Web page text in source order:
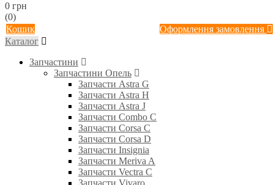
0 грн
(0)
Кошик
Оформлення замовлення
Каталог
Запчастини
Запчастини Опель
Запчасти Astra G
Запчасти Astra H
Запчасти Astra J
Запчасти Combo C
Запчасти Corsa C
Запчасти Corsa D
Запчасти Insignia
Запчасти Meriva A
Запчасти Vectra C
Запчасти Vivaro